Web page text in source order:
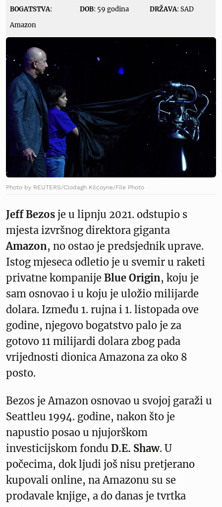
BOGATSTVA:
Amazon
DOB: 59 godina DRŽAVA: SAD
Photo by REUTERS/Clodagh Kilcoyne/File Photo
Jeff Bezos je u lipnju 2021. odstupio s
mjesta izvršnog direktora giganta
Amazon, no ostao je predsjednik uprave.
Istog mjeseca odletio je u svemir u raketi
privatne kompanije Blue Origin, koju je
sam osnovao i u koju je uložio milijarde
dolara. Između 1. rujna i 1. listopada ove
godine, njegovo bogatstvo palo je za
gotovo 11 milijardi dolara zbog pada
vrijednosti dionica Amazona za oko 8
posto.
Bezos je Amazon osnovao u svojoj garaži u
Seattleu 1994. godine, nakon što je
napustio posao u njujorškom
investicijskom fondu D.E. Shaw. U
počecima, dok ljudi još nisu pretjerano
kupovali online, na Amazonu su se
prodavale knjige, a do danas je tvrtka